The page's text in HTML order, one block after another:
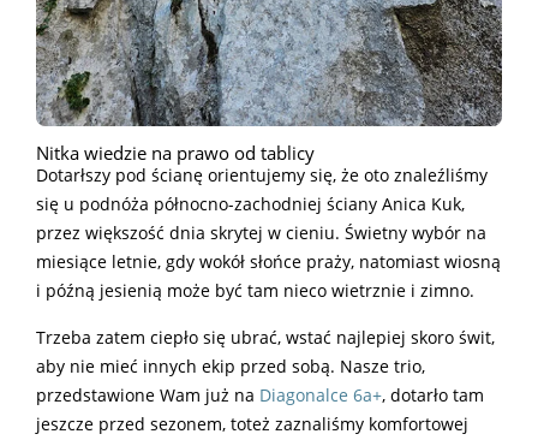
Nitka wiedzie na prawo od tablicy
Dotarłszy pod ścianę orientujemy się, że oto znaleźliśmy
się u podnóża północno-zachodniej ściany Anica Kuk,
przez większość dnia skrytej w cieniu. Świetny wybór na
miesiące letnie, gdy wokół słońce praży, natomiast wiosną
i późną jesienią może być tam nieco wietrznie i zimno.
Trzeba zatem ciepło się ubrać, wstać najlepiej skoro świt,
aby nie mieć innych ekip przed sobą. Nasze trio,
przedstawione Wam już na Diagonalce 6a+, dotarło tam
jeszcze przed sezonem, toteż zaznaliśmy komfortowej